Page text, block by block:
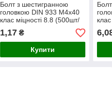
Болт з шестигранною
головкою DIN 933 М4х40
клас міцності 8.8 (500шт/
уп)
1,17₴
Купити